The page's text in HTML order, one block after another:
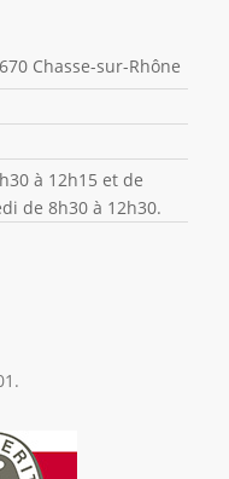
Chasse-sur-Rhône
à 12h15 et de
de 8h30 à 12h30.